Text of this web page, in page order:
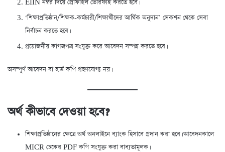
EIIN নম্বর দিয়ে প্রোফাইল ভেরিফাই করতে হবে।
‘শিক্ষাপ্রতিষ্ঠান/শিক্ষক-কর্মচারী/শিক্ষার্থীদের আর্থিক অনুদান’ সেকশন থেকে সেবা
নির্বাচন করতে হবে।
প্রয়োজনীয় কাগজপত্র সংযুক্ত করে আবেদন সম্পন্ন করতে হবে।
অসম্পূর্ণ আবেদন বা হার্ড কপি গ্রহণযোগ্য নয়।
অর্থ কীভাবে দেওয়া হবে?
শিক্ষাপ্রতিষ্ঠানের ক্ষেত্রে অর্থ অনলাইনে ব্যাংক হিসাবে প্রদান করা হবে। আবেদনকালে
MICR চেকের PDF কপি সংযুক্ত করা বাধ্যতামূলক।